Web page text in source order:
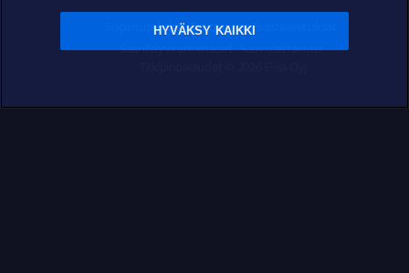
Sopimusehdot Tietosuoja Evästeasetukset
Sääntelyviranomaiset Saavutettavuus
HYVÄKSY KAIKKI